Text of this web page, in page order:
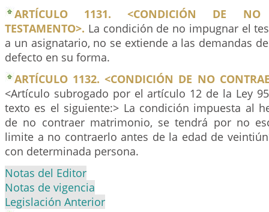
ARTÍCULO 1131. <CONDICIÓN DE
TESTAMENTO>. La condición de no impugnar el
a un asignatario, no se extiende a las demandas
defecto en su forma.
ARTÍCULO 1132. <CONDICIÓN DE NO
<Artículo subrogado por el artículo 12 de la Ley
texto es el siguiente:> La condición impuesta al
de no contraer matrimonio, se tendrá por no
limite a no contraerlo antes de la edad de
con determinada persona.
Notas del Editor
Notas de vigencia
Legislación Anterior